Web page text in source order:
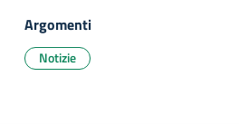
Argomenti
Notizie